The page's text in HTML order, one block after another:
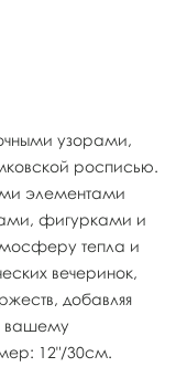
узорами,
росписью.
элементами
фигурками и
тепла и
вечеринок,
добавляя
вашему
12"/30см.